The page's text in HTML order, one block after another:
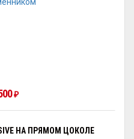
₽
НА ПРЯМОМ ЦОКОЛЕ